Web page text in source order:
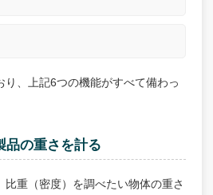
り、上記6つの機能がすべて備わっ
品の重さを計る
比重（密度）を調べたい物体の重さ